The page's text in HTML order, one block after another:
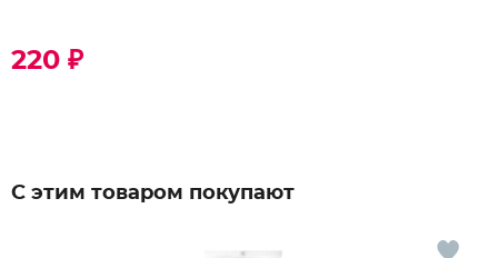
220 ₽
С этим товаром покупают